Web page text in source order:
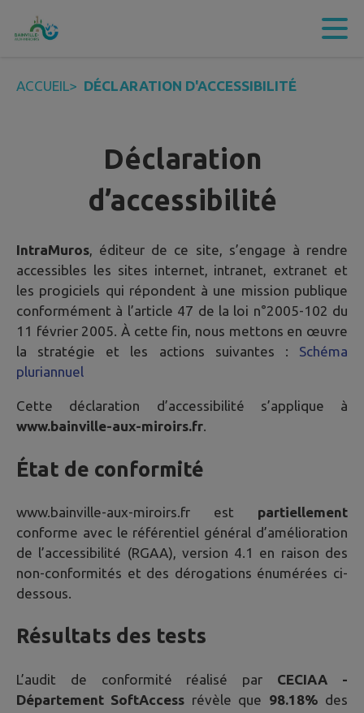
Contenu
ACCUEIL> DÉCLARATION D'ACCESSIBILITÉ
Déclaration
d’accessibilité
IntraMuros, éditeur de ce site, s’engage à rendre
accessibles les sites internet, intranet, extranet et
les progiciels qui répondent à une mission publique
conformément à l’article 47 de la loi n°2005-102 du
11 février 2005. À cette fin, nous mettons en œuvre
la stratégie et les actions suivantes : Schéma
pluriannuel
Cette déclaration d’accessibilité s’applique à
www.bainville-aux-miroirs.fr.
État de conformité
www.bainville-aux-miroirs.fr est partiellement
conforme avec le référentiel général d’amélioration
de l’accessibilité (RGAA), version 4.1 en raison des
non-conformités et des dérogations énumérées ci-
dessous.
Résultats des tests
L’audit de conformité réalisé par CECIAA -
Département SoftAccess révèle que 98.18% des